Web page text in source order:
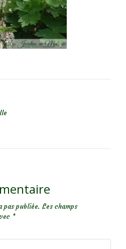
pas publiée. Les champs
*